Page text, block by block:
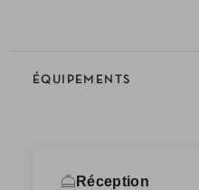
ÉQUIPEMENTS
Réception